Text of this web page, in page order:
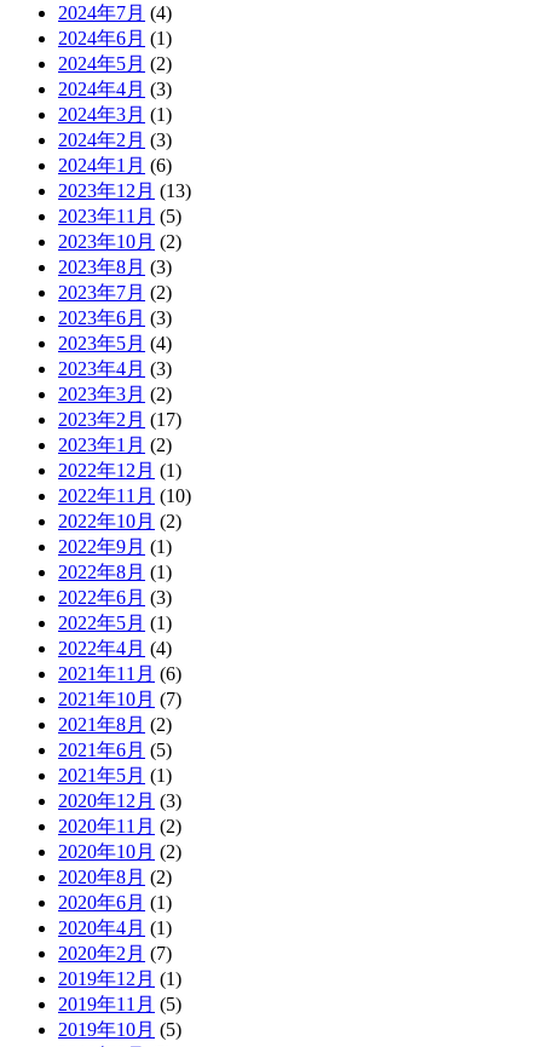
2024年7月 (4)
2024年6月 (1)
2024年5月 (2)
2024年4月 (3)
2024年3月 (1)
2024年2月 (3)
2024年1月 (6)
2023年12月 (13)
2023年11月 (5)
2023年10月 (2)
2023年8月 (3)
2023年7月 (2)
2023年6月 (3)
2023年5月 (4)
2023年4月 (3)
2023年3月 (2)
2023年2月 (17)
2023年1月 (2)
2022年12月 (1)
2022年11月 (10)
2022年10月 (2)
2022年9月 (1)
2022年8月 (1)
2022年6月 (3)
2022年5月 (1)
2022年4月 (4)
2021年11月 (6)
2021年10月 (7)
2021年8月 (2)
2021年6月 (5)
2021年5月 (1)
2020年12月 (3)
2020年11月 (2)
2020年10月 (2)
2020年8月 (2)
2020年6月 (1)
2020年4月 (1)
2020年2月 (7)
2019年12月 (1)
2019年11月 (5)
2019年10月 (5)